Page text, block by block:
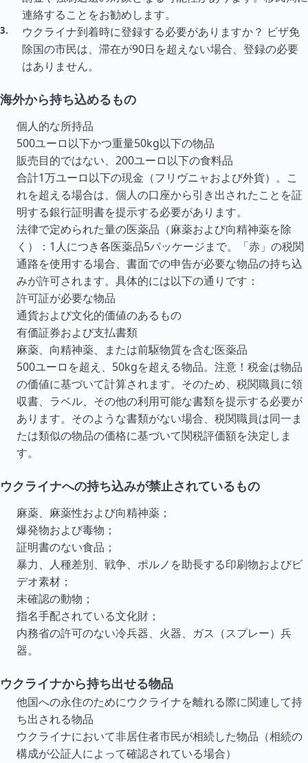
連絡することをお勧めします。
ウクライナ到着時に登録する必要がありますか？ ビザ免
除国の市民は、滞在が90日を超えない場合、登録の必要
はありません。
海外から持ち込めるもの
個人的な所持品
500ユーロ以下かつ重量50kg以下の物品
販売目的ではない、200ユーロ以下の食料品
合計1万ユーロ以下の現金（フリヴニャおよび外貨）。こ
れを超える場合は、個人の口座から引き出されたことを証
明する銀行証明書を提示する必要があります。
法律で定められた量の医薬品（麻薬および向精神薬を除
く）：1人につき各医薬品5パッケージまで。「赤」の税関
通路を使用する場合、書面での申告が必要な物品の持ち込
みが許可されます。具体的には以下の通りです：
許可証が必要な物品
通貨および文化的価値のあるもの
有価証券および支払書類
麻薬、向精神薬、または前駆物質を含む医薬品
500ユーロを超え、50kgを超える物品。注意！税金は物品
の価値に基づいて計算されます。そのため、税関職員に領
収書、ラベル、その他の利用可能な書類を提示する必要が
あります。そのような書類がない場合、税関職員は同一ま
たは類似の物品の価格に基づいて関税評価額を決定しま
す。
ウクライナへの持ち込みが禁止されているもの
麻薬、麻薬性および向精神薬；
爆発物および毒物；
証明書のない食品；
暴力、人種差別、戦争、ポルノを助長する印刷物およびビ
デオ素材；
未確認の動物；
指名手配されている文化財；
内務省の許可のない冷兵器、火器、ガス（スプレー）兵
器。
ウクライナから持ち出せる物品
他国への永住のためにウクライナを離れる際に関連して持
ち出される物品
ウクライナにおいて非居住者市民が相続した物品（相続の
構成が公証人によって確認されている場合）